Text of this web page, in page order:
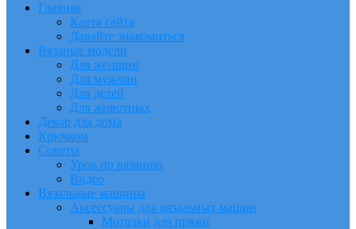
Главная
Карта сайта
Давайте знакомиться
Вязаные модели
Для женщин
Для мужчин
Для детей
Для животных
Декор для дома
Крючком
Советы
Урок по вязанию
Видео
Вязальные машины
Аксессуары для вязальных машин
Моталки для пряжи